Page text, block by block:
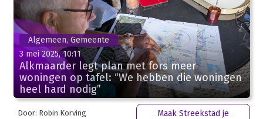
Algemeen, Gemeente
3 mei 2025, 10:11
Alkmaarder legt plan met fors meer
woningen op tafel: “We hebben die woningen
heel hard nodig”
Door: Robin Korving
Maak Streekstad je